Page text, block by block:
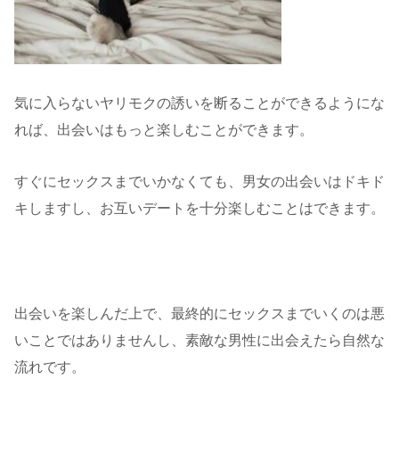
気に入らないヤリモクの誘いを断ることができるようにな
れば、出会いはもっと楽しむことができます。
すぐにセックスまでいかなくても、男女の出会いはドキド
キしますし、お互いデートを十分楽しむことはできます。
出会いを楽しんだ上で、最終的にセックスまでいくのは悪
いことではありませんし、素敵な男性に出会えたら自然な
流れです。